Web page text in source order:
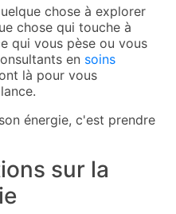
chose à explorer
chose qui touche à
qui vous pèse ou vous
en soins
là pour vous
énergie, c'est prendre
sur la